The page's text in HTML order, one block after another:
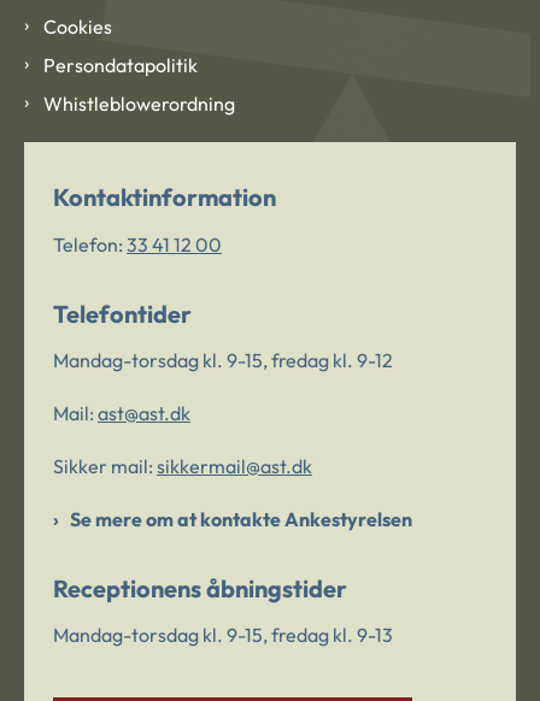
Cookies
Persondatapolitik
Whistleblowerordning
Kontaktinformation
Telefon: 33 41 12 00
Telefontider
Mandag-torsdag kl. 9-15, fredag kl. 9-12
Mail: ast@ast.dk
Sikker mail: sikkermail@ast.dk
Se mere om at kontakte Ankestyrelsen
Receptionens åbningstider
Mandag-torsdag kl. 9-15, fredag kl. 9-13